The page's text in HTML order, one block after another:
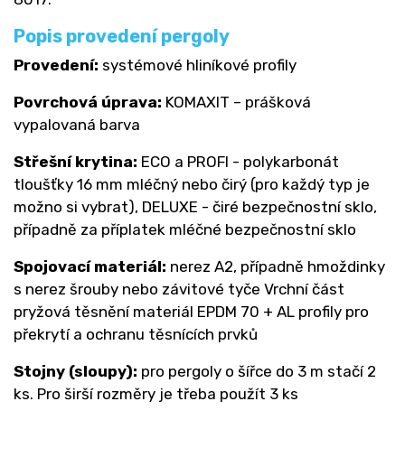
Popis provedení pergoly
Provedení: systémové hliníkové profily
Povrchová úprava: KOMAXIT – prášková
vypalovaná barva
Střešní krytina: ECO a PROFI - polykarbonát
tloušťky 16 mm mléčný nebo čirý (pro každý typ je
možno si vybrat), DELUXE - čiré bezpečnostní sklo,
případně za příplatek mléčné bezpečnostní sklo
Spojovací materiál: nerez A2, případně hmoždinky
s nerez šrouby nebo závitové tyče Vrchní část
pryžová těsnění materiál EPDM 70 + AL profily pro
překrytí a ochranu těsnících prvků
Stojny (sloupy): pro pergoly o šířce do 3 m stačí 2
ks. Pro širší rozměry je třeba použít 3 ks